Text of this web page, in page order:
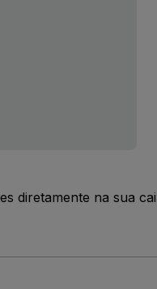
diretamente na sua